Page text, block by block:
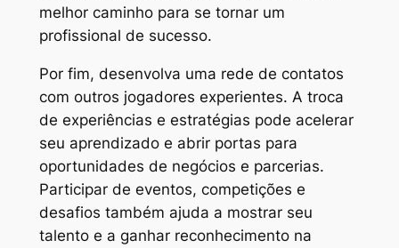
melhor caminho para se tornar um
profissional de sucesso.
Por fim, desenvolva uma rede de contatos
com outros jogadores experientes. A troca
de experiências e estratégias pode acelerar
seu aprendizado e abrir portas para
oportunidades de negócios e parcerias.
Participar de eventos, competições e
desafios também ajuda a mostrar seu
talento e a ganhar reconhecimento na